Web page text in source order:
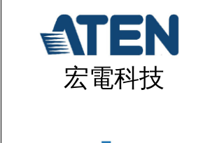
宏電科技